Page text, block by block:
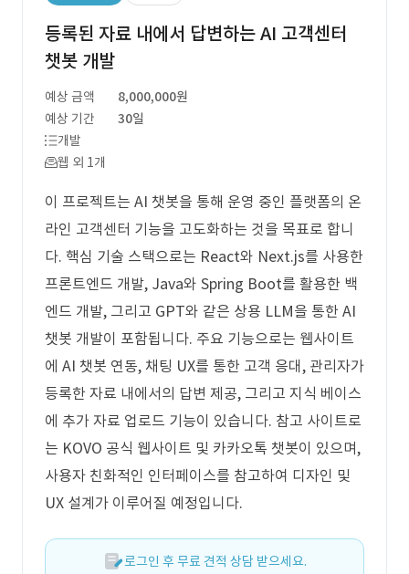
등록된 자료 내에서 답변하는 AI 고객센터
챗봇 개발
예상 금액
8,000,000원
예상 기간
30일
개발
웹 외 1개
이 프로젝트는 AI 챗봇을 통해 운영 중인 플랫폼의 온
라인 고객센터 기능을 고도화하는 것을 목표로 합니
다. 핵심 기술 스택으로는 React와 Next.js를 사용한
프론트엔드 개발, Java와 Spring Boot를 활용한 백
엔드 개발, 그리고 GPT와 같은 상용 LLM을 통한 AI
챗봇 개발이 포함됩니다. 주요 기능으로는 웹사이트
에 AI 챗봇 연동, 채팅 UX를 통한 고객 응대, 관리자가
등록한 자료 내에서의 답변 제공, 그리고 지식 베이스
에 추가 자료 업로드 기능이 있습니다. 참고 사이트로
는 KOVO 공식 웹사이트 및 카카오톡 챗봇이 있으며,
사용자 친화적인 인터페이스를 참고하여 디자인 및
UX 설계가 이루어질 예정입니다.
로그인 후 무료 견적 상담 받으세요.